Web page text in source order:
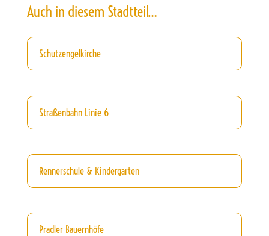
Auch in diesem Stadtteil…
Schutzengelkirche
Straßenbahn Linie 6
Rennerschule & Kindergarten
Pradler Bauernhöfe